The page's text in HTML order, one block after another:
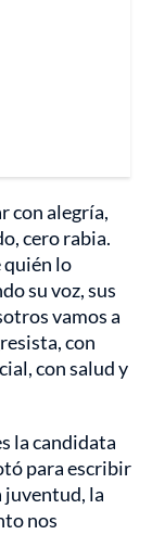
con alegría,
cero rabia.
quién lo
su voz, sus
vamos a
con
con salud y
la candidata
para escribir
juventud, la
nos